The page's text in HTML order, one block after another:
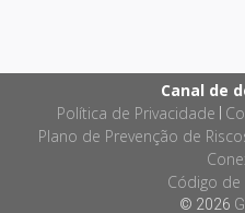
Canal de
Política de Privacidade
Plano de Prevenção de
Código
© 2026